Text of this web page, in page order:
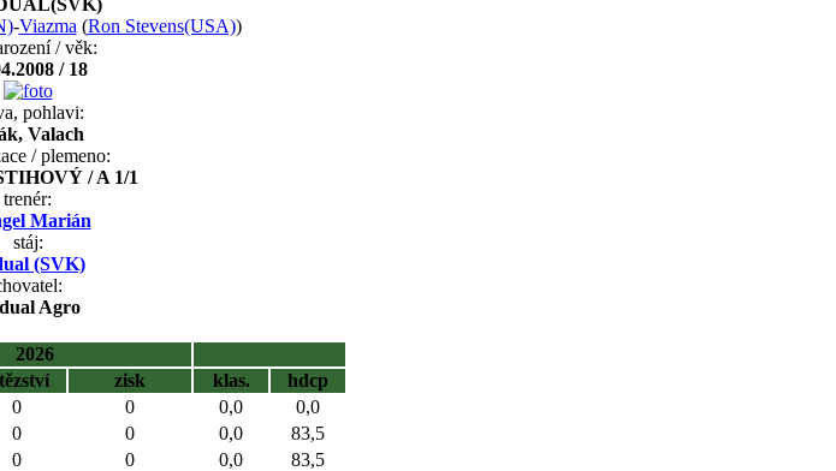
-Viazma (Ron Stevens(USA))
/ věk:
/ 18
pohlavi:
Valach
/ plemeno:
/ A 1/1
trenér:
Marián
stáj:
(SVK)
Agro
2026
zisk klas.
hdcp
0 0 0,0
0,0
0 0 0,0
83,5
0 0 0,0
83,5